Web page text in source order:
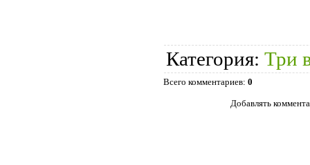
Категория: Три
Всего комментариев: 0
Добавлять